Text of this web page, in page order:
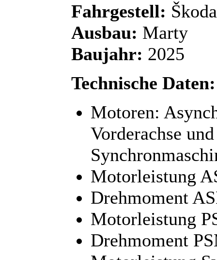
Fahrgestell:
Ausbau: Marty
Baujahr: 2025
Technische Daten:
Motoren:
Vorderachse
Motorleistung
Drehmoment
Motorleistung
Drehmoment